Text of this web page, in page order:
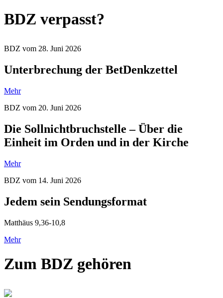
BDZ verpasst?
BDZ vom 28. Juni 2026
Unterbrechung der BetDenkzettel
Mehr
BDZ vom 20. Juni 2026
Die Sollnichtbruchstelle – Über die
Einheit im Orden und in der Kirche
Mehr
BDZ vom 14. Juni 2026
Jedem sein Sendungsformat
Matthäus 9,36-10,8
Mehr
Zum BDZ gehören